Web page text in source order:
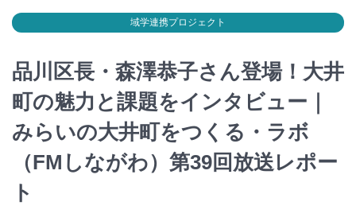
域学連携プロジェクト
品川区長・森澤恭子さん登場！大井
町の魅力と課題をインタビュー｜
みらいの大井町をつくる・ラボ
（FMしながわ）第39回放送レポー
ト